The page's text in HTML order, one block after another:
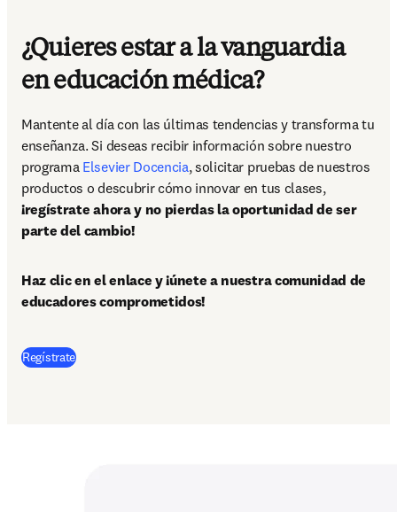
¿Quieres estar a la vanguardia
en educación médica?
Mantente al día con las últimas tendencias y transforma tu
enseñanza. Si deseas recibir información sobre nuestro
programa Elsevier Docencia, solicitar pruebas de nuestros
productos o descubrir cómo innovar en tus clases,
¡regístrate ahora y no pierdas la oportunidad de ser
parte del cambio!
Haz clic en el enlace y ¡únete a nuestra comunidad de
educadores comprometidos!
Regístrate